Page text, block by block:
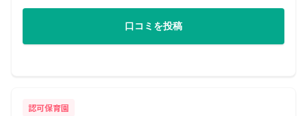
口コミを投稿
認可保育園